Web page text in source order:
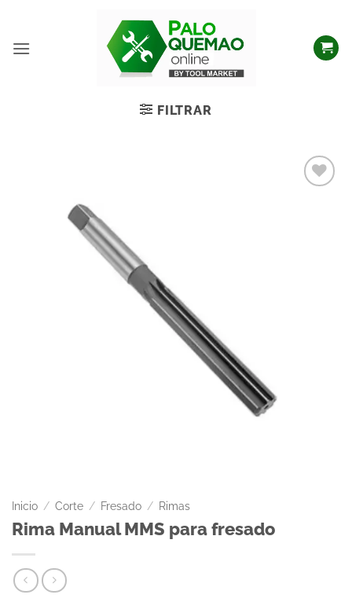
FILTRAR
Inicio / Corte / Fresado / Rimas
Rima Manual MMS para fresado